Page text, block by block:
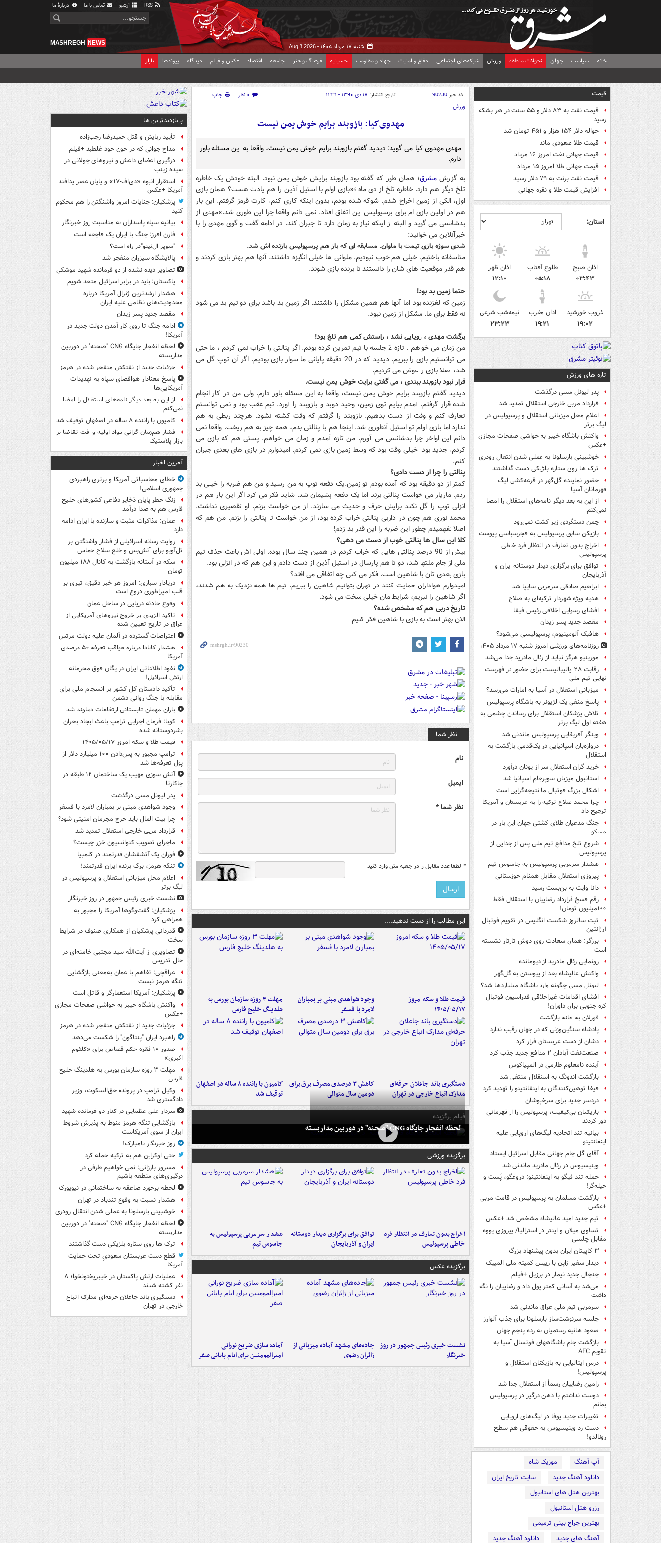
آرشیو تماس با ما دربارهٔ ما
شنبه ۱۷ مرداد ۱۴۰۵ - Aug 8 2026
MASHREGH NEWS
خانه سیاست جهان تحولات منطقه ورزش شبکه‌های اجتماعی دفاع و امنیت جهاد و مقاومت حسینیه فرهنگ و هنر جامعه اقتصاد عکس و فیلم دیدگاه پیوندها بازار
قیمت
قیمت نفت به ۸۳ دلار و ۵۵ سنت در هر بشکه
رسید
حواله دلار ۱۵۴ هزار و ۴۵۱ تومان شد
قیمت طلا صعودی ماند
قیمت جهانی نفت امروز ۱۶ مرداد
قیمت جهانی طلا امروز ۱۵ مرداد
قیمت نفت برنت به ۷۹ دلار رسید
افزایش قیمت طلا و نقره جهانی
استان:
اذان صبح
۰۳:۴۳
طلوع آفتاب
۰۵:۱۸
اذان ظهر
۱۲:۱۰
غروب خورشید
۱۹:۰۲
اذان مغرب
۱۹:۲۱
نیمه‌شب شرعی
۲۳:۲۳
تازه های ورزش
پدر لیونل مسی درگذشت
قرارداد مربی خارجی استقلال تمدید شد
اعلام محل میزبانی استقلال و پرسپولیس در
لیگ برتر
واکنش باشگاه خیبر به حواشی صفحات مجازی
+عکس
خوشبینی بارسلونا به عملی شدن انتقال رودری
ترک ها روی ستاره بلژیکی دست گذاشتند
حضور نماینده گل‌گهر در قرعه‌کشی لیگ
قهرمانان آسیا
از این به بعد دیگر نامه‌های استقلال را امضا
نمی‌کنم
چمن دستگردی زیر کشت نمی‌رود
بازیکن سابق پرسپولیس به فجرسپاسی پیوست
اخراج بدون تعارف در انتظار فرد خاطی
پرسپولیس
توافق برای برگزاری دیدار دوستانه ایران و
آذربایجان
ابراهیم صادقی سرمربی سایپا شد
هدیه ویژه شهردار ترکیه‌ای به صلاح
افشای رسوایی اخلاقی رئیس فیفا
مقصد جدید پسر زیدان
هافبک آلومینیوم، پرسپولیسی می‌شود؟
روزنامه‌های ورزشی امروز ‌شنبه ۱۷ مرداد ۱۴۰۵
مورینیو هرگز نباید از رئال مادرید جدا می‌شد
رقابت ۲۸ والیبالیست برای حضور در فهرست
نهایی تیم ملی
میزبانی استقلال در آسیا به امارات می‌رسد؟
پاسخ منفی یک لژیونر به باشگاه پرسپولیس
تلاش پزشکان استقلال برای رساندن چشمی به
هفته اول لیگ برتر
وینگر آفریقایی پرسپولیس ماندنی شد
دروازه‌بان اسپانیایی در یک‌قدمی بازگشت به
استقلال
خرید گران استقلال سر از یونان درآورد
استانبول میزبان سوپرجام اسپانیا شد
اشکال بزرگ فوتبال ما نتیجه‌گرایی است
چرا محمد صلاح ترکیه را به عربستان و آمریکا
ترجیح داد
جنگ مدعیان طلای کشتی جهان این بار در
مسکو
شروع تلخ مدافع تیم ملی پس از جدایی از
پرسپولیس
هشدار سرمربی پرسپولیس به جاسوس تیم
پیروزی استقلال مقابل همنام خوزستانی
دانا وایت به بن‌بست رسید
رقم فسخ قرارداد رضاییان با استقلال فقط
۱۰۰میلیون تومان!
ثبت سالروز شکست انگلیس در تقویم فوتبال
آرژانتین
برزگر: همای سعادت روی دوش تارتار نشسته
است
رونمایی رئال مادرید از دیومانده
واکنش عالیشاه بعد از پیوستن به گل‌گهر
لیونل مسی چگونه وارد باشگاه میلیاردها شد؟
افشای اقدامات غیراخلاقی فدراسیون فوتبال
کره جنوبی برای داوران!
فورلان به خانه بازگشت
پادشاه سنگین‌وزنی که در جهان رقیب ندارد
دشان از دست عربستان فرار کرد
صنعت‌نفت آبادان ۲ مدافع جدید جذب کرد
آینده نامعلوم طارمی در المپیاکوس
بازگشت اندونگ به استقلال منتفی شد
فیفا توهین‌کنندگان به اینفانتینو را تهدید کرد
دردسر جدید برای سرخپوشان
بازیکنان بی‌کیفیت، پرسپولیس را از قهرمانی
دور کردند
بیانیه تند اتحادیه لیگ‌های اروپایی علیه
اینفانتینو
آقای گل جام جهانی مقابل اسرائیل ایستاد
وینیسیوس در رئال مادرید ماندنی شد
حمله تند فیگو به اینفانتینو: دروغگو، پَست‌ و
حیله‌گر!
بازگشت مسلمان به پرسپولیس در قامت مربی
+عکس
تیم جدید امید عالیشاه مشخص شد +عکس
تساوی میلان و اینتر در استرالیا/ پیروزی یووه
مقابل چلسی
۳ کاپیتان ایران بدون پیشنهاد بزرگ
دیدار سفیر ژاپن با رییس کمیته ملی المپیک
جنجال جدید نیمار در برزیل +فیلم
می‌شد به آسانی کمتر پول داد و رضاییان را نگه
داشت
سرمربی تیم ملی عراق ماندنی شد
جلسه سرنوشت‌ساز بارسلونا برای جذب آلوارز
صعود هانیه رستمیان به رده پنجم جهان
بازگشت جام باشگاههای فوتسال آسیا به
تقویم AFC
درس ایتالیایی‌ به بازیکنان استقلال و
پرسپولیس!
رامین رضاییان رسماً از استقلال جدا شد
دوست نداشتم با ذهن درگیر در پرسپولیس
بمانم
تغییرات جدید یوفا در لیگ‌های اروپایی
دست رد وینیسیوس به حقوقی هم سطح
رونالدو!
آپ آهنگ
موزیک شاه
دانلود آهنگ جدید
سایت تاریخ ایران
بهترین هتل های استانبول
رزرو هتل استانبول
بهترین جراح بینی ترمیمی
آهنگ های جدید
دانلود آهنگ جدید
کد خبر90230 تاریخ انتشار: ۱۷ دی ۱۳۹۰ - ۱۱:۳۱ ۰ نظر
چاپ
ورزش
مهدوی‌کیا: بازوبند برایم خوش یمن نیست
مهدی مهدوی کیا می گوید: دیدید گفتم بازوبند برایم خوش یمن نیست، واقعا به این مسئله باور
دارم.
به گزارشمشرق؛ همان طور که گفته بود بازوبند برایش خوش یمن نبود. البته خودش یک خاطره
تلخ دیگر هم دارد. خاطره تلخ از دی ماه ؛«بازی اولم با استیل آذین را هم یادت هست؟ همان بازی
اول، الکی از زمین اخراج شدم. شوکه شده بودم، بدون اینکه کاری کنم، کارت قرمز گرفتم. این بار
هم در اولین بازی ام برای پرسپولیس این اتفاق افتاد. نمی دانم واقعا چرا این طوری شد.»مهدی از
بدشانسی می گوید و البته از اینکه نیاز به زمان دارد تا جبران کند. در ادامه گفت و گوی مهدی را با
خبرآنلاین می خوانید:
شدی سوژه بازی تیمت با ملوان. مسابقه ای که باز هم پرسپولیس بازنده اش شد.
متاسفانه باختیم. خیلی هم خوب نبودیم. ملوانی ها خیلی انگیزه داشتند. آنها هم بهتر بازی کردند و
هم قدر موقعیت های شان را دانستند تا برنده بازی شوند.
حتما زمین بد بود!
زمین که لغزنده بود اما آنها هم همین مشکل را داشتند. اگر زمین بد باشد برای دو تیم بد می شود
نه فقط برای ما. مشکل از زمین نبود.
برگشت مهدی ، رویایی نشد ، راستش کمی هم تلخ بود!
من زمان می خواهم . تازه 2 جلسه با تیم تمرین کرده بودم. اگر پنالتی را خراب نمی کردم ، ما حتی
می توانستیم بازی را ببریم. دیدید که در 20 دقیقه پایانی ما سوار بازی بودیم. اگر آن توپ گل می
شد، اصلا بازی را عوض می کردیم.
قرار نبود بازوبند ببندی ، می گفتی برایت خوش یمن نیست.
دیدید گفتم بازوبند برایم خوش یمن نیست، واقعا به این مسئله باور دارم. ولی من در کار انجام
شده قرار گرفتم. آمدم بیایم توی زمین، وحید دوید و بازوبند را آورد. تیم عقب بود و نمی توانستم
تعارف کنم و وقت از دست بدهیم. بازوبند را گرفتم که وقت کشته نشود. هرچند ربطی به هم
ندارد.اما بازی اولم تو استیل آنطوری شد. اینجا هم با پنالتی بدم، همه چیز به هم ریخت. واقعا نمی
دانم این اواخر چرا بدشانسی می آورم. من تازه آمدم و زمان می خواهم. پستی هم که بازی می
کردم، جدید بود. خیلی وقت بود که وسط زمین بازی نمی کردم. امیدوارم در بازی های بعدی جبران
کنم.
پنالتی را چرا از دست دادی؟
کمتر از دو دقیقه بود که آمده بودم تو زمین.یک دفعه توپ به من رسید و من هم ضربه را خیلی بد
زدم. مازیار می خواست پنالتی بزند اما یک دفعه پشیمان شد. شاید فکر می کرد اگر این بار هم در
انزلی توپ را گل نکند برایش حرف و حدیث می سازند. از من خواست بزنم. او تقصیری نداشت.
محمد نوری هم چون در داربی پنالتی خراب کرده بود، از من خواست تا پنالتی را بزنم. من هم که
اصلا نفهمیدم چطور این ضربه را این قدر بد زدم!
کلا این سال ها پنالتی خوب از دست می دهی؟
بیش از 90 درصد پنالتی هایی که خراب کردم در همین چند سال بوده. اولی اش باعث حذف تیم
ملی از جام ملتها شد، دو تا هم پارسال در استیل آذین از دست دادم و این هم که در انزلی بود.
بازی بعدی تان با شاهین است. فکر می کنی چه اتفاقی می افتد؟
امیدوارم هواداران حمایت کنند در تهران بتوانیم شاهین را ببریم. تیم ها همه نزدیک به هم شدند،
اگر شاهین را نبریم، شرایط مان خیلی سخت می شود.
تاریخ دربی هم که مشخص شده؟
الان بهتر است به بازی با شاهین فکر کنیم
نظر شما
نام
ایمیل
نظر شما *
* لطفا عدد مقابل را در جعبه متن وارد کنید
این مطالب را از دست ندهید....
قیمت طلا و سکه امروز
۱۴۰۵/۰۵/۱۷
وجود شواهدی مبنی بر بمباران
لامرد با فسفر
مهلت ۳ روزه سازمان بورس به
هلدینگ خلیج فارس
دستگیری باند جاعلان حرفه‌ای
مدارک اتباع خارجی در تهران
کاهش ۳ درصدی مصرف برق برای
دومین سال متوالی
کامیون با راننده ۸ ساله در اصفهان
توقیف شد
فیلم برگزیده
لحظه انفجار جایگاه CNG "صحنه" در دوربین مداربسته
برگزیده ورزشی
اخراج بدون تعارف در انتظار فرد
خاطی پرسپولیس
توافق برای برگزاری دیدار دوستانه
ایران و آذربایجان
هشدار سرمربی پرسپولیس به
جاسوس تیم
برگزیده عکس
نشست خبری رئیس جمهور در روز
خبرنگار
جاده‌های مشهد آماده میزبانی از
زائران رضوی
آماده سازی ضریح نورانی
امیرالمومنین برای ایام پایانی صفر
پربازدیدترین ها
تأیید ربایش و قتل حمیدرضا رجب‌زاده
مداح جوانی که در خون خود غلطید +فیلم
درگیری اعضای داعش و نیروهای جولانی در
سیده زینب
استقرار انبوه «دی‌اف‑۱۷» و پایان عصر پدافند
آمریکا +عکس
پزشکیان: جنایات امروز واشنگتن را هم محکوم
کنید
بیانیه سپاه پاسداران به مناسبت روز خبرنگار
فارن افرز: جنگ با ایران یک فاجعه است
"سوپر ال‌نینو"در راه است؟
پالایشگاه سیزران منفجر شد
تصاویر دیده‌ نشده از دو فرمانده شهید موشکی
پاکستان: باید در برابر اسرائیل متحد شویم
هشدار ارشدترین ژنرال آمریکا درباره
محدودیت‌های نظامی علیه ایران
مقصد جدید پسر زیدان
ادامه جنگ تا روی کار آمدن دولت جدید در
آمریکا!
لحظه انفجار جایگاه CNG "صحنه" در دوربین
مداربسته
جزئیات جدید از نفتکش منفجر شده در هرمز
پاسخ معنادار هوافضای سپاه به تهدیدات
آمریکایی‌ها
از این به بعد دیگر نامه‌های استقلال را امضا
نمی‌کنم
کامیون با راننده ۸ ساله در اصفهان توقیف شد
فشار هم‌زمان گرانی مواد اولیه و افت تقاضا بر
بازار پلاستیک
آخرین اخبار
خطای محاسباتی آمریکا و برتری راهبردی
جمهوری اسلامی!
زنگ خطر پایان ذخایر دفاعی کشورهای خلیج
فارس هم به صدا درآمد
عمان: مذاکرات مثبت و سازنده با ایران ادامه
دارد
روایت رسانه اسرائیلی از فشار واشنگتن بر
تل‌آویو برای آتش‌بس و خلع سلاح حماس
سکه در آستانه بازگشت به کانال ۱۸۸ میلیون
تومان
دریادار سیاری: امروز هر خبر دقیق، تیری بر
قلب امپراطوری دروغ است
وقوع حادثه دریایی در ساحل عمان
تاکید الزیدی بر خروج نیروهای آمریکایی از
عراق در تاریخ تعیین شده
اعتراضات گسترده در آلمان علیه دولت مرتس
هشدار کانادا درباره عواقب تعرفه ۵۰ درصدی
آمریکا
نفوذ اطلاعاتی ایران در یگان فوق محرمانه
ارتش اسرائیل!
تأکید دادستان کل کشور بر انسجام ملی برای
مقابله با جنگ روانی دشمن
باران مهمان تابستانی ارتفاعات دماوند شد
کوبا: فرمان اجرایی ترامپ باعث ایجاد بحران
بشردوستانه شده
قیمت طلا و سکه امروز ۱۴۰۵/۰۵/۱۷
ترامپ مجبور به پس‌دادن ۱۰۰ میلیارد دلار از
پول تعرفه‌ها شد
آتش سوزی مهیب یک ساختمان ۱۲ طبقه در
جاکارتا
پدر لیونل مسی درگذشت
وجود شواهدی مبنی بر بمباران لامرد با فسفر
چرا بیت المال باید خرج مجرمان امنیتی شود؟
قرارداد مربی خارجی استقلال تمدید شد
ماجرای تصویب کنوانسیون خزر چیست؟
فوران یک آتشفشان قدرتمند در کلمبیا
تنگه هرمز، برگ برنده ایران قدرتمند!
اعلام محل میزبانی استقلال و پرسپولیس در
لیگ برتر
نشست خبری رئیس جمهور در روز خبرنگار
پزشکیان: گفت‌وگوها آمریکا را مجبور به
همراهی کرد
قدردانی پزشکیان از همکاری صنوف در شرایط
سخت
تصاویری از آیت‌الله سید مجتبی خامنه‌ای در
حال تدریس
عراقچی: تفاهم با عمان به‌معنی بازگشایی
تنگه هرمز نیست
پزشکیان: آمریکا استعمارگر و قاتل است
واکنش باشگاه خیبر به حواشی صفحات مجازی
+عکس
جزئیات جدید از نفتکش منفجر شده در هرمز
راهبرد ایران "پنتاگون" را شکست می‌دهد
صدور ۱۰ فقره حکم قصاص برای «کلثوم
اکبری»
مهلت ۳ روزه سازمان بورس به هلدینگ خلیج
فارس
وکیل ترامپ در پرونده حق‌السکوت، وزیر
دادگستری شد
سردار علی عظمایی در کنار دو فرمانده شهید
بازگشایی تنگه هرمز منوط به پذیرش شروط
ایران از سوی آمریکاست
روز خبرنگار نامبارک!
حتی اوکراین هم به ترکیه حمله کرد
مسرور بارزانی: نمی خواهیم طرفی در
درگیری‌های منطقه باشیم
لحظه برخورد صاعقه به ساختمانی در نیویورک
هشدار نسبت به وفوع تندباد در تهران
خوشبینی بارسلونا به عملی شدن انتقال رودری
لحظه انفجار جایگاه CNG "صحنه" در دوربین
مداربسته
ترک ها روی ستاره بلژیکی دست گذاشتند
قطع دست عربستان سعودیِ تحت حمایت
آمریکا
عملیات ارتش پاکستان در خیبرپختونخوا؛ ۸
نفر کشته شدند
دستگیری باند جاعلان حرفه‌ای مدارک اتباع
خارجی در تهران